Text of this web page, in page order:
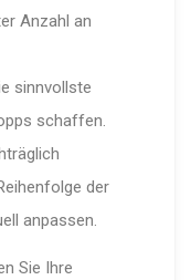
Anzahl an
sinnvollste
schaffen.
der
anpassen.
Sie Ihre